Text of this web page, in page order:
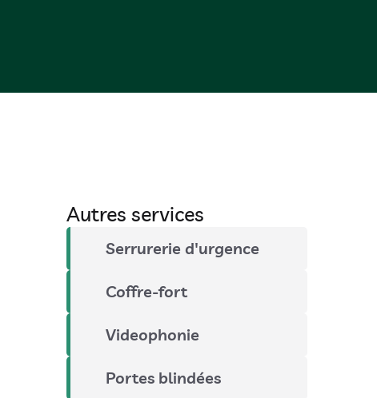
Autres services
Serrurerie d'urgence
Coffre-fort
Videophonie
Portes blindées